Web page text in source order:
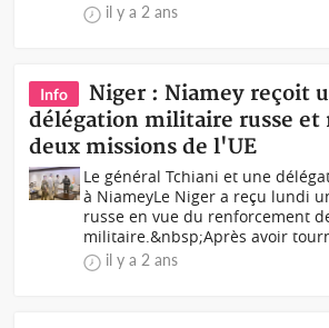
il y a 2 ans
Info
Niger : Niamey reçoit
délégation militaire russe et
deux missions de l'UE
Le général Tchiani et une
à Niamey Le Niger a reçu lundi
russe en vue du renforcement
militaire.&nbsp;Après avoir
il y a 2 ans